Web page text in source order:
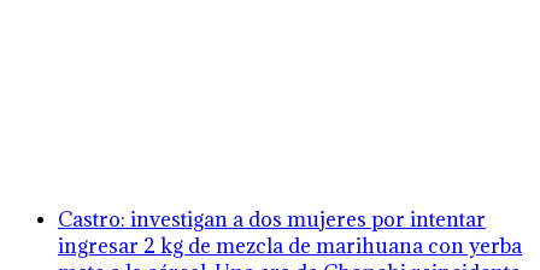
Castro: investigan a dos mujeres por intentar
ingresar 2 kg de mezcla de marihuana con yerba